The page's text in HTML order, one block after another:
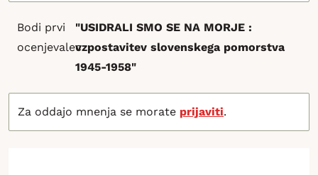
Bodi prvi
ocenjevalec
"USIDRALI SMO SE NA MORJE :
vzpostavitev slovenskega pomorstva
1945-1958"
Za oddajo mnenja se morate prijaviti.